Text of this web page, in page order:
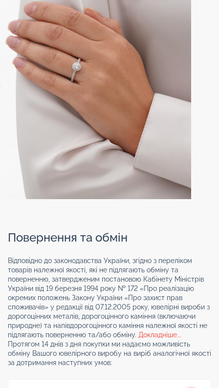
Повернення та обмін
Відповідно до законодавства України, згідно з переліком
товарів належної якості, які не підлягають обміну та
поверненню, затвердженим постановою Кабінету Міністрів
України від 19 березня 1994 року № 172 «Про реалізацію
окремих положень Закону України «Про захист прав
споживачів» у редакції від 07.12.2005 року, ювелірні вироби з
дорогоцінних металів, дорогоцінного каміння (включаючи
природне) та напівдорогоцінного каміння належної якості не
підлягають поверненню та/або обміну. Докладніше...
Протягом 14 днів з дня покупки ми надаємо можливість
обміну Вашого ювелірного виробу на виріб аналогічної якості
за дотримання наступних умов: